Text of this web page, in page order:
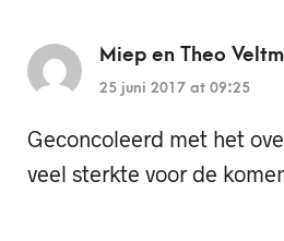
Miep en Theo
25 juni 2017 at 09:25
Geconcoleerd met het
veel sterkte voor de